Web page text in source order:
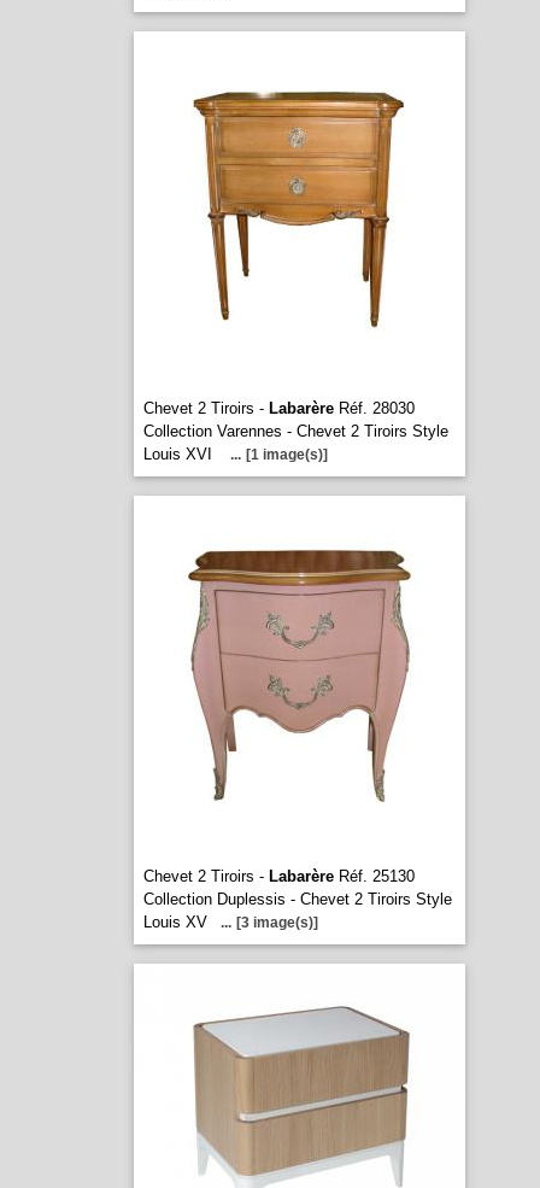
Chevet 2 Tiroirs - LabarèreRéf. 28030
Collection Varennes - Chevet 2 Tiroirs Style
Louis XVI
... [1 image(s)]
Chevet 2 Tiroirs - LabarèreRéf. 25130
Collection Duplessis - Chevet 2 Tiroirs Style
Louis XV
... [3 image(s)]